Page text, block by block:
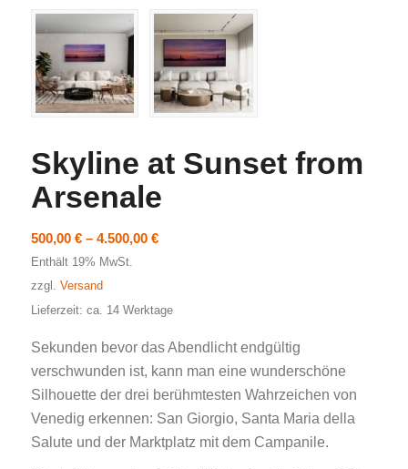
Skyline at Sunset from
Arsenale
500,00 € – 4.500,00 €Preisspanne:
Enthält 19% MwSt.
zzgl. Versand
Lieferzeit: ca. 14 Werktage
Sekunden bevor das Abendlicht endgültig
verschwunden ist, kann man eine wunderschöne
Silhouette der drei berühmtesten Wahrzeichen von
Venedig erkennen: San Giorgio, Santa Maria della
Salute und der Marktplatz mit dem Campanile.